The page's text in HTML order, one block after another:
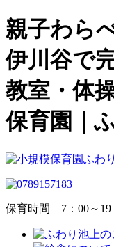
親子わら
伊川谷で
教室・体
保育園｜
保育時間 7：00～